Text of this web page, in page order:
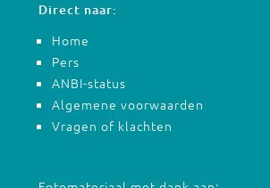
Direct naar:
Home
Pers
ANBI-status
Algemene voorwaarden
Vragen of klachten